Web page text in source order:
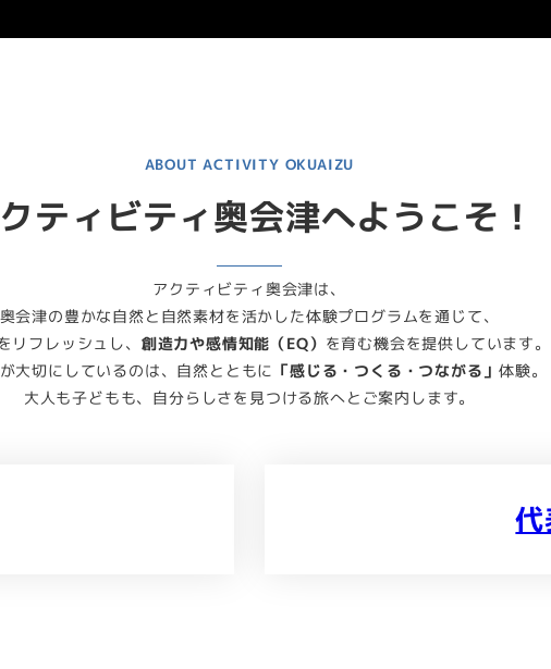
ABOUT ACTIVITY OKUAIZU
ティビティ奥会津へようこそ！
アクティビティ奥会津は、
奥会津の豊かな自然と自然素材を活かした体験プログラムを通じて、
リフレッシュし、 創造力や感情知能（EQ） を育む機会を提供しています。
大切にしているのは、自然とともに 「感じる・つくる・つながる」体験。
大人も子どもも、自分らしさを見つける旅へとご案内します。